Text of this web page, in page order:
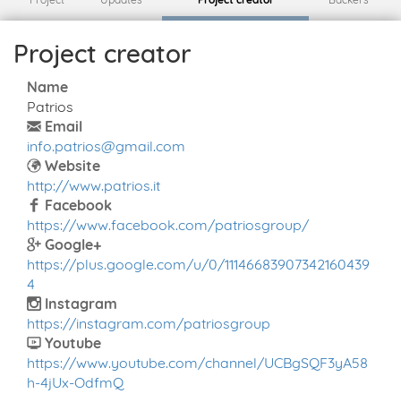
Project creator
Name
Patrios
Email
info.patrios@gmail.com
Website
http://www.patrios.it
Facebook
https://www.facebook.com/patriosgroup/
Google+
https://plus.google.com/u/0/11146683907342160439
4
Instagram
https://instagram.com/patriosgroup
Youtube
https://www.youtube.com/channel/UCBgSQF3yA58
h-4jUx-OdfmQ